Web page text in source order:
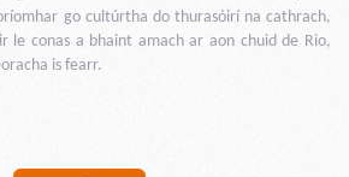
go cultúrtha do thurasóirí na cathrach,
le conas a bhaint amach ar aon chuid de Rio,
is fearr.